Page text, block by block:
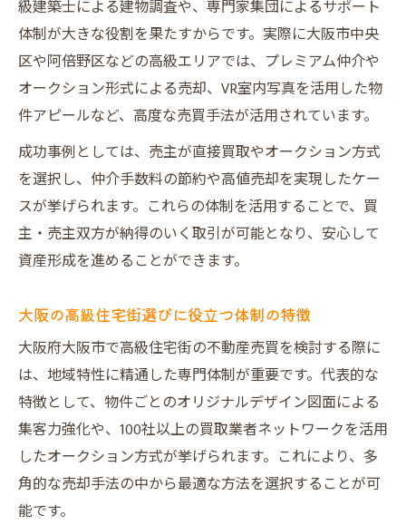
級建築士による建物調査や、専門家集団によるサポート
体制が大きな役割を果たすからです。実際に大阪市中央
区や阿倍野区などの高級エリアでは、プレミアム仲介や
オークション形式による売却、VR室内写真を活用した物
件アピールなど、高度な売買手法が活用されています。
成功事例としては、売主が直接買取やオークション方式
を選択し、仲介手数料の節約や高値売却を実現したケー
スが挙げられます。これらの体制を活用することで、買
主・売主双方が納得のいく取引が可能となり、安心して
資産形成を進めることができます。
大阪の高級住宅街選びに役立つ体制の特徴
大阪府大阪市で高級住宅街の不動産売買を検討する際に
は、地域特性に精通した専門体制が重要です。代表的な
特徴として、物件ごとのオリジナルデザイン図面による
集客力強化や、100社以上の買取業者ネットワークを活用
したオークション方式が挙げられます。これにより、多
角的な売却手法の中から最適な方法を選択することが可
能です。